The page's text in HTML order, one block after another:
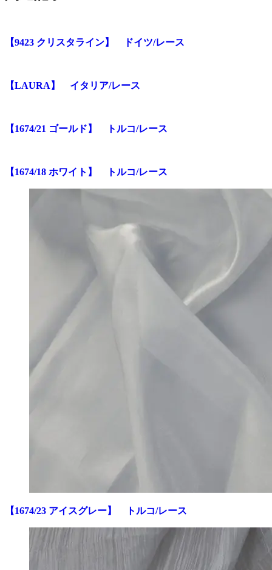
【9423 クリスタライン】 ドイツ/レース
【LAURA】 イタリア/レース
【1674/21 ゴールド】 トルコ/レース
【1674/18 ホワイト】 トルコ/レース
【1674/23 アイスグレー】 トルコ/レース